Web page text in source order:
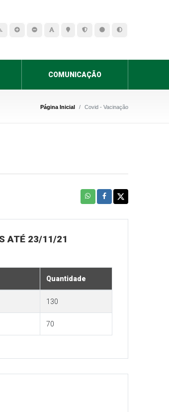
COMUNICAÇÃO
Página Inicial Covid - Vacinação
ATÉ 23/11/21
Quantidade
130
70